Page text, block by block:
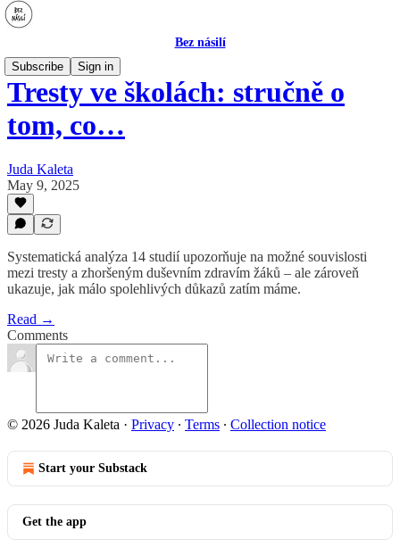
Bez násilí
Subscribe
Sign in
Tresty ve školách: stručně o
tom, co…
Juda Kaleta
May 9, 2025
Systematická analýza 14 studií upozorňuje na možné souvislosti
mezi tresty a zhoršeným duševním zdravím žáků – ale zároveň
ukazuje, jak málo spolehlivých důkazů zatím máme.
Read →
Comments
© 2026 Juda Kaleta · Privacy ∙ Terms ∙ Collection notice
Start your Substack
Get the app